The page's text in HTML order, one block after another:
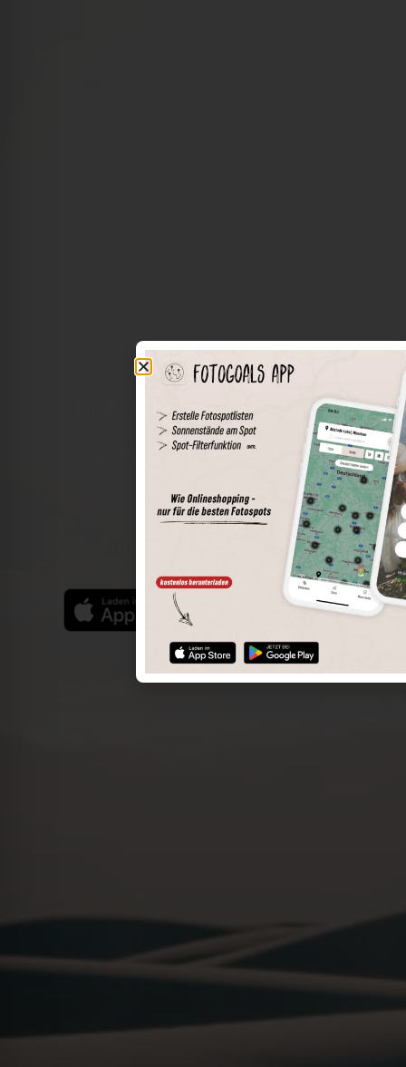
Die Welt der Orte in deiner Tasche
Spots speichern
Sonnenstände am Spot
Spotdetails
Filterfunktion
Finde die besten Fotospots noch einfacher mit unserer
App für iOS und Android und genieße einen größeren